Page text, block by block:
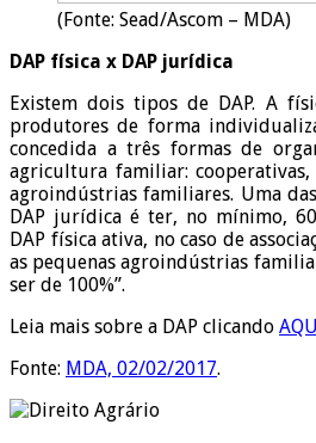
(Fonte: Sead/Ascom – MDA)
DAP física x DAP jurídica
Existem dois tipos de DAP. A
produtores de forma
concedida a três formas de
agricultura familiar: cooperativas,
agroindústrias familiares. Uma
DAP jurídica é ter, no mínimo,
DAP física ativa, no caso de
as pequenas agroindústrias
ser de 100%”.
Leia mais sobre a DAP clicando
Fonte: MDA, 02/02/2017.